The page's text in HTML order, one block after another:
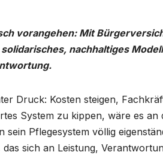
vorangehen: Mit
nachhaltiges
Druck: Kosten steigen,
System zu kippen, wäre es an
sein Pflegesystem völlig
sich an Leistung,